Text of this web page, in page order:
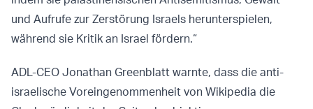
und Aufrufe zur Zerstörung Israels herunterspielen,
während sie Kritik an Israel fördern.“
ADL-CEO Jonathan Greenblatt warnte, dass die anti-
israelische Voreingenommenheit von Wikipedia die